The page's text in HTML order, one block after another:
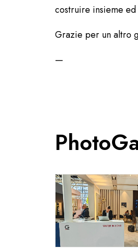
costruire insieme
Grazie per un altro
—